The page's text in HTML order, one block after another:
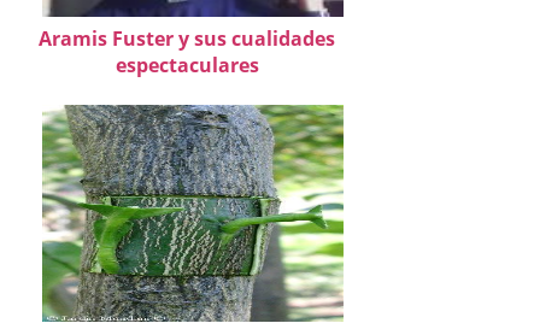
Aramis Fuster y sus cualidades
espectaculares